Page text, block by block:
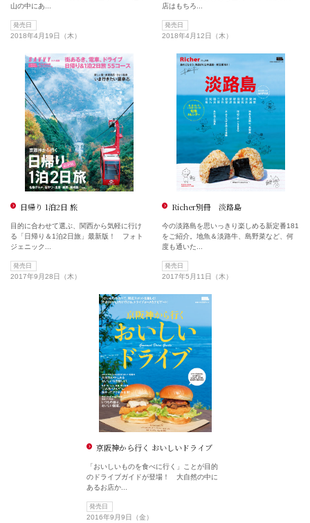
山の中にあ...
発売日
2018年4月19日（木）
店はもちろ...
発売日
2018年4月12日（木）
日帰り 1泊2日 旅
目的に合わせて選ぶ、関西から気軽に行け
る「日帰り＆1泊2日旅」最新版！ フォト
ジェニック...
発売日
2017年9月28日（木）
Richer別冊 淡路島
今の淡路島を思いっきり楽しめる新定番181
をご紹介。地魚＆淡路牛、島野菜など、何
度も通いた...
発売日
2017年5月11日（木）
京阪神から行く おいしいドライブ
「おいしいものを食べに行く」ことが目的
のドライブガイドが登場！ 大自然の中に
あるお店か...
発売日
2016年9月9日（金）